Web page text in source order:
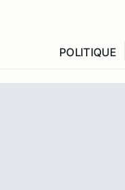
POLITIQUE